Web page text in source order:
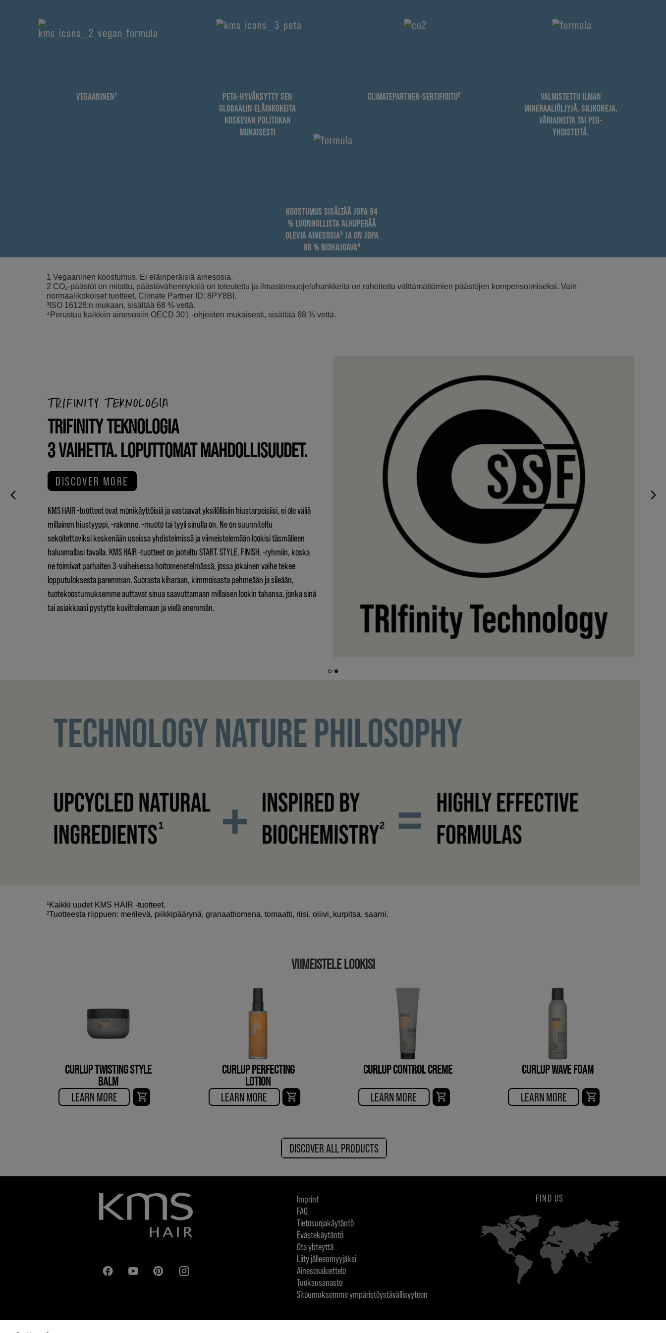
VEGAANINEN¹
PETA-HYVÄKSYTTY SEN
GLOBAALIN ELÄINKOKEITA
KOSKEVAN POLITIIKAN
MUKAISESTI
CLIMATEPARTNER-SERTIFIOITU²
VALMISTETTU ILMAN
MINERAALIÖLJYJÄ, SILIKONEJA,
VÄRIAINEITA TAI PEG-
YHDISTEITÄ.
KOOSTUMUS SISÄLTÄÄ JOPA 94
% LUONNOLLISTA ALKUPERÄÄ
OLEVIA AINESOSIA³ JA ON JOPA
86 % BIOHAJOAVA⁴
1 Vegaaninen koostumus. Ei eläinperäisiä ainesosia.
2 CO₂-päästöt on mitattu, päästövähennyksiä on toteutettu ja ilmastonsuojeluhankkeita on rahoitettu välttämättömien päästöjen kompensoimiseksi. Vain
normaalikokoiset tuotteet. Climate Partner ID: 8PY8BI.
³ISO 16128:n mukaan, sisältää 68 % vettä.
⁴Perustuu kaikkiin ainesosiin OECD 301 -ohjeiden mukaisesti, sisältää 68 % vettä.
TRIFINITY TEKNOLOGIA
TRIFINITY TEKNOLOGIA
3 VAIHETTA. LOPUTTOMAT MAHDOLLISUUDET.
DISCOVER MORE
KMS HAIR -tuotteet ovat monikäyttöisiä ja vastaavat yksilöllisiin hiustarpeisiisi, ei ole väliä
millainen hiustyyppi, -rakenne, -muoto tai tyyli sinulla on. Ne on suunniteltu
sekoitettaviksi keskenään useissa yhdistelmissä ja viimeistelemään lookisi täsmälleen
haluamallasi tavalla. KMS HAIR -tuotteet on jaoteltu START. STYLE. FINISH. -ryhmiin, koska
ne toimivat parhaiten 3-vaiheisessa hoitomenetelmässä, jossa jokainen vaihe tekee
lopputuloksesta paremman. Suorasta kiharaan, kimmoisasta pehmeään ja sileään,
tuotekoostumuksemme auttavat sinua saavuttamaan millaisen lookin tahansa, jonka sinä
tai asiakkaasi pystytte kuvittelemaan ja vielä enemmän.
¹Kaikki uudet KMS HAIR -tuotteet.
²Tuotteesta riippuen: merilevä, piikkipäärynä, granaattiomena, tomaatti, riisi, oliivi, kurpitsa, saarni.
VIIMEISTELE LOOKISI
CURLUP TWISTING STYLE
BALM
LEARN MORE
CURLUP PERFECTING
LOTION
LEARN MORE
CURLUP CONTROL CREME
LEARN MORE
CURLUP WAVE FOAM
LEARN MORE
DISCOVER ALL PRODUCTS
Imprint
FAQ
Tietosuojakäytäntö
Evästekäytäntö
Ota yhteyttä
Liity jälleenmyyjäksi
Ainesosaluettelo
Tuoksusanasto
Sitoumuksemme ympäristöystävällisyyteen
FIND US